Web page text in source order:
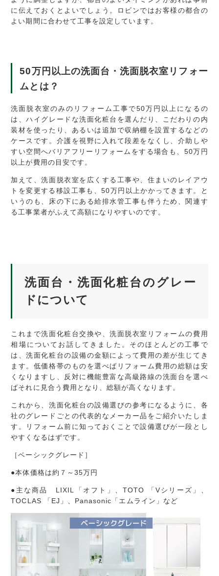
に伝えておくとよいでしょう。ロビンではお客様の都合の
よい期間に合わせて工事を設定しています。
50万円以上の洗面台・洗面脱衣室リフォー
ムとは？
洗面脱衣室のみのリフォーム工事で50万円以上になるの
は、ハイグレードな洗面化粧台を選んだり、こだわりの内
装材を使ったり、あるいは追加で収納棚を設置するなどの
ケースです。介護を視野に入れて段差をなくし、介助しや
すい空間へバリアフリーリフォームをする場合も、50万円
以上が費用の目安です。
加えて、洗面脱衣室を広くする工事や、住まいのレイアウ
トを変更する移設工事も、50万円以上かかってきます。と
いうのも、床の下にある給排水管工事も伴うため、関連す
る工事業者がふえて高額になりやすいのです。
洗面台・洗面化粧台のグレー
ドについて
これまで洗面化粧台交換や、洗面脱衣室リフォームの費用
相場についてお話してきました。そのほとんどの工事で
は、洗面化粧台の設備の金額によって費用の差が生じてき
ます。低価格帯のものを選べばリフォーム費用の総額は安
くなりますし、反対に機能豊富な高級路線の洗面台を選べ
ばそれに見合う費用となり、総額が高くなります。
これから、洗面化粧台の設備選びの参考になるように、各
社のグレードごとの代表的なメーカー品をご紹介いたしま
す。リフォーム前に知っておくことで設備選びが一段とし
やすくなるはずです。
［ベーシックグレード］
●本体価格は約７～35万円
●主な商品 LIXIL「オフト」、TOTO 「Vシリーズ」、
TOCLAS 「EJ」、Panasonic「エムライン」など